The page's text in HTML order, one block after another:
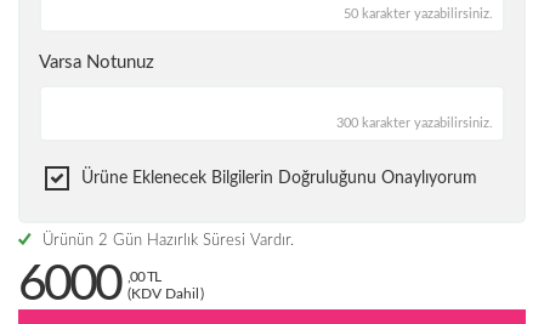
50 karakter yazabilirsiniz.
Varsa Notunuz
300 karakter yazabilirsiniz.
Ürüne Eklenecek Bilgilerin Doğruluğunu Onaylıyorum
Ürünün 2 Gün Hazırlık Süresi Vardır.
6000
,00 TL
(KDV Dahil)